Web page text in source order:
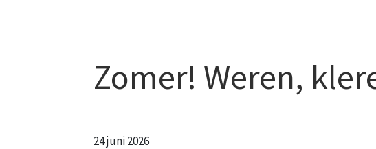
Zomer! Weren,
24 juni 2026